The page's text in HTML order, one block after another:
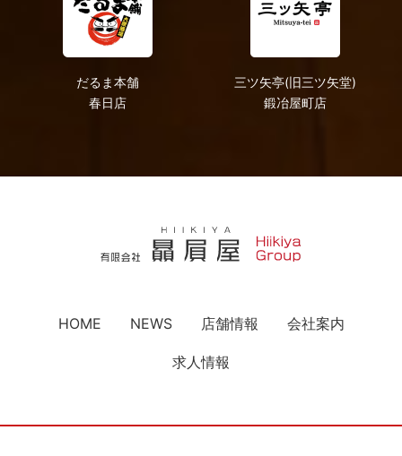
だるま本舗
春日店
三ツ矢亭(旧三ツ矢堂)
鍛冶屋町店
HOME NEWS 店舗情報 会社案内
求人情報